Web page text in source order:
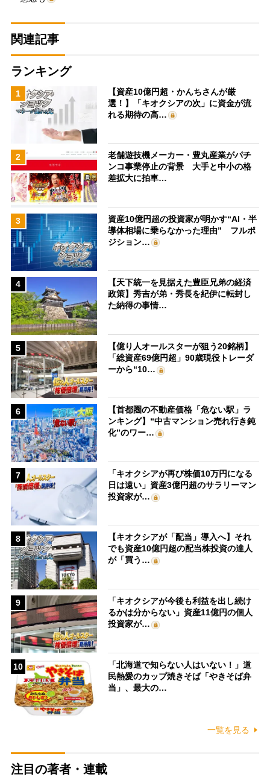
関連記事
ランキング
1
【資産10億円超・かんちさんが厳
選！】「キオクシアの次」に資金が流
れる期待の高…
2
老舗遊技機メーカー・豊丸産業がパチ
ンコ事業停止の背景 大手と中小の格
差拡大に拍車…
3
資産10億円超の投資家が明かす“AI・半
導体相場に乗らなかった理由” フルポ
ジション…
4
【天下統一を見据えた豊臣兄弟の経済
政策】秀吉が弟・秀長を紀伊に転封し
た納得の事情…
5
【億り人オールスターが狙う20銘柄】
「総資産69億円超」90歳現役トレーダ
ーから“10…
6
【首都圏の不動産価格「危ない駅」ラ
ンキング】“中古マンション売れ行き鈍
化”のワー…
7
「キオクシアが再び株価10万円になる
日は遠い」資産3億円超のサラリーマン
投資家が…
8
【キオクシアが「配当」導入へ】それ
でも資産10億円超の配当株投資の達人
が「買う…
9
「キオクシアが今後も利益を出し続け
るかは分からない」資産11億円の個人
投資家が…
10
「北海道で知らない人はいない！」道
民熱愛のカップ焼きそば「やきそば弁
当」、最大の…
一覧を見る
注目の著者・連載